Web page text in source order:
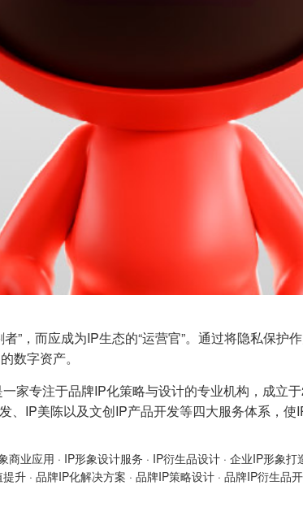
”，而应成为IP生态的“运营官”。通过将隐私保
数字资产。
一家专注于品牌IP化策略与设计的专业机构，成立
、IP美陈以及文创IP产品开发等四大服务体系，使
商业应用 · IP形象设计服务 · IP衍生品设计 · 企业IP形象打
提升 · 品牌IP化解决方案 · 品牌IP策略设计 · 品牌IP衍生品